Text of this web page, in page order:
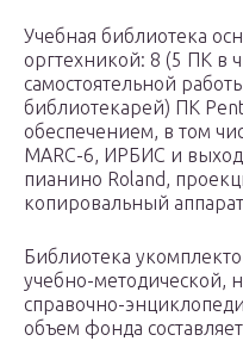
Учебная библиотека
оргтехникой: 8 (5 ПК в
самостоятельной
библиотекарей) ПК
обеспечением, в том
MARC-6, ИРБИС и
пианино Roland,
копировальный
Библиотека
учебно-методической,
справочно-
объем фонда